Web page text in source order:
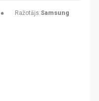
Ražotājs:Samsung